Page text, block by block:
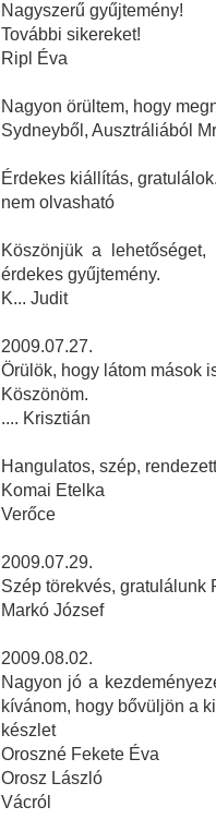
Nagyszerű gyűjtemény!
További sikereket!
Ripl Éva
Nagyon örültem, hogy
Sydneyből, Ausztráliából
Érdekes kiállítás,
nem olvasható
Köszönjük a
érdekes gyűjtemény.
K... Judit
2009.07.27.
Örülök, hogy látom mások
Köszönöm.
.... Krisztián
Hangulatos, szép,
Komai Etelka
Verőce
2009.07.29.
Szép törekvés, gratulálunk
Markó József
2009.08.02.
Nagyon jó a
kívánom, hogy bővüljön a
készlet
Oroszné Fekete Éva
Orosz László
Vácról